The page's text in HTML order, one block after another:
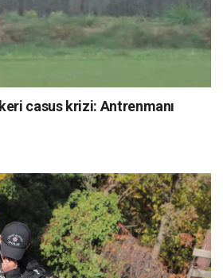
casus krizi: Antrenmanı